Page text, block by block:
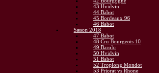
43 Hvidvin
44 Babot
45 Bordeaux 96
46 Babot
Sæson 2018
47 Babot
48 Cru Bourgeois 10
49 Barolo
50 Hvidvin
51 Babot
52 Troplong Mondot
53 Priorat vs Rhone